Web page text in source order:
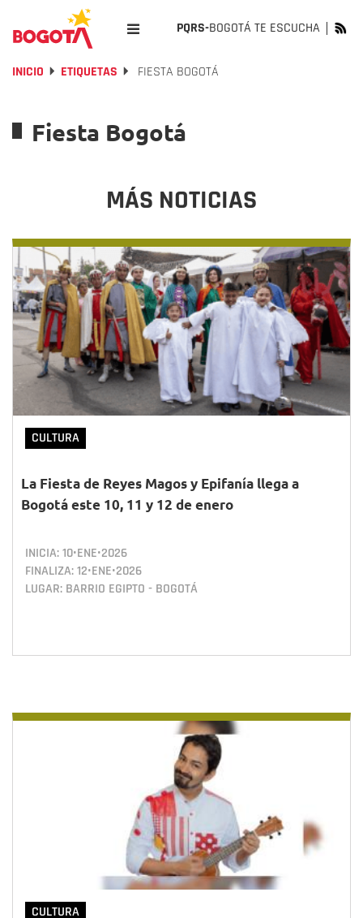
PQRS-BOGOTÁ TE ESCUCHA
INICIO ETIQUETAS FIESTA BOGOTÁ
Fiesta Bogotá
MÁS NOTICIAS
CULTURA
La Fiesta de Reyes Magos y Epifanía llega a
Bogotá este 10, 11 y 12 de enero
INICIA:10•ENE•2026
FINALIZA:12•ENE•2026
LUGAR: BARRIO EGIPTO - BOGOTÁ
CULTURA